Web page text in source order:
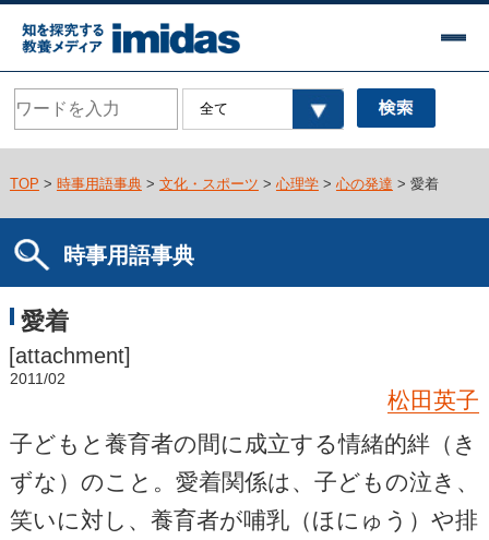
TOP > 時事用語事典> 文化・スポーツ > 心理学> 心の発達 > 愛着
時事用語事典
愛着
[attachment]
2011/02
松田英子
子どもと養育者の間に成立する情緒的絆（き
ずな）のこと。愛着関係は、子どもの泣き、
笑いに対し、養育者が哺乳（ほにゅう）や排